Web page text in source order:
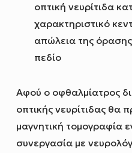
οπτική νευρίτιδα
χαρακτηριστικό
απώλεια της
πεδίο
Αφού ο οφθαλμίατρος
οπτικής νευρίτιδας θα
μαγνητική τομογραφία
συνεργασία με